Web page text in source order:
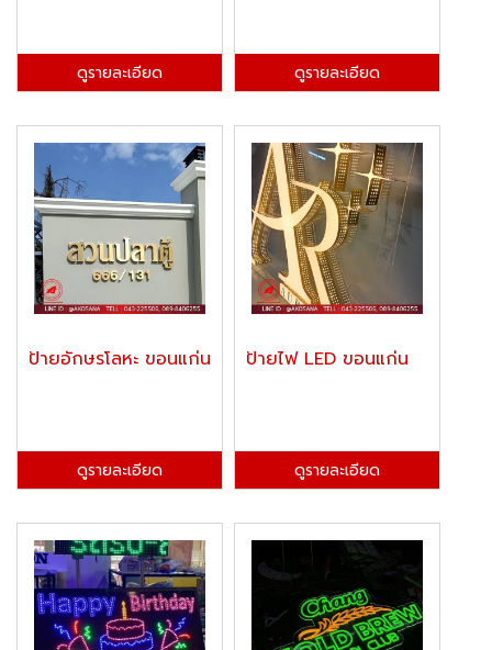
ดูรายละเอียด ดูรายละเอียด
ป้ายอักษรโลหะ ขอนแก่น
ดูรายละเอียด
ป้ายไฟ LED ขอนแก่น
ดูรายละเอียด